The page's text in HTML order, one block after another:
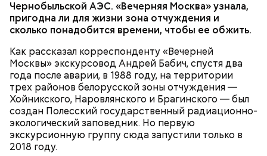
Чернобыльской АЭС. «Вечерняя Москва» узнала,
пригодна ли для жизни зона отчуждения и
сколько понадобится времени, чтобы ее обжить.
Как рассказал корреспонденту «Вечерней
Москвы» экскурсовод Андрей Бабич, спустя два
года после аварии, в 1988 году, на территории
трех районов белорусской зоны отчуждения —
Хойникского, Наровлянского и Брагинского — был
создан Полесский государственный радиационно-
экологический заповедник. Но первую
экскурсионную группу сюда запустили только в
2018 году.